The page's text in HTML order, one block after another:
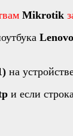
Mikrotik
на
и если